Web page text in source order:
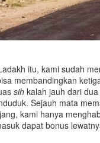
itu, kami sudah
membandingkan
sih kalah jauh dari
Sejauh mata
kami hanya
dapat bonus